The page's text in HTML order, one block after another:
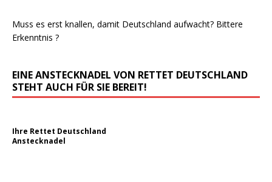
Muss es erst knallen, damit Deutschland aufwacht? Bittere
Erkenntnis ?
EINE ANSTECKNADEL VON RETTET DEUTSCHLAND
STEHT AUCH FÜR SIE BEREIT!
Ihre Rettet Deutschland
Anstecknadel